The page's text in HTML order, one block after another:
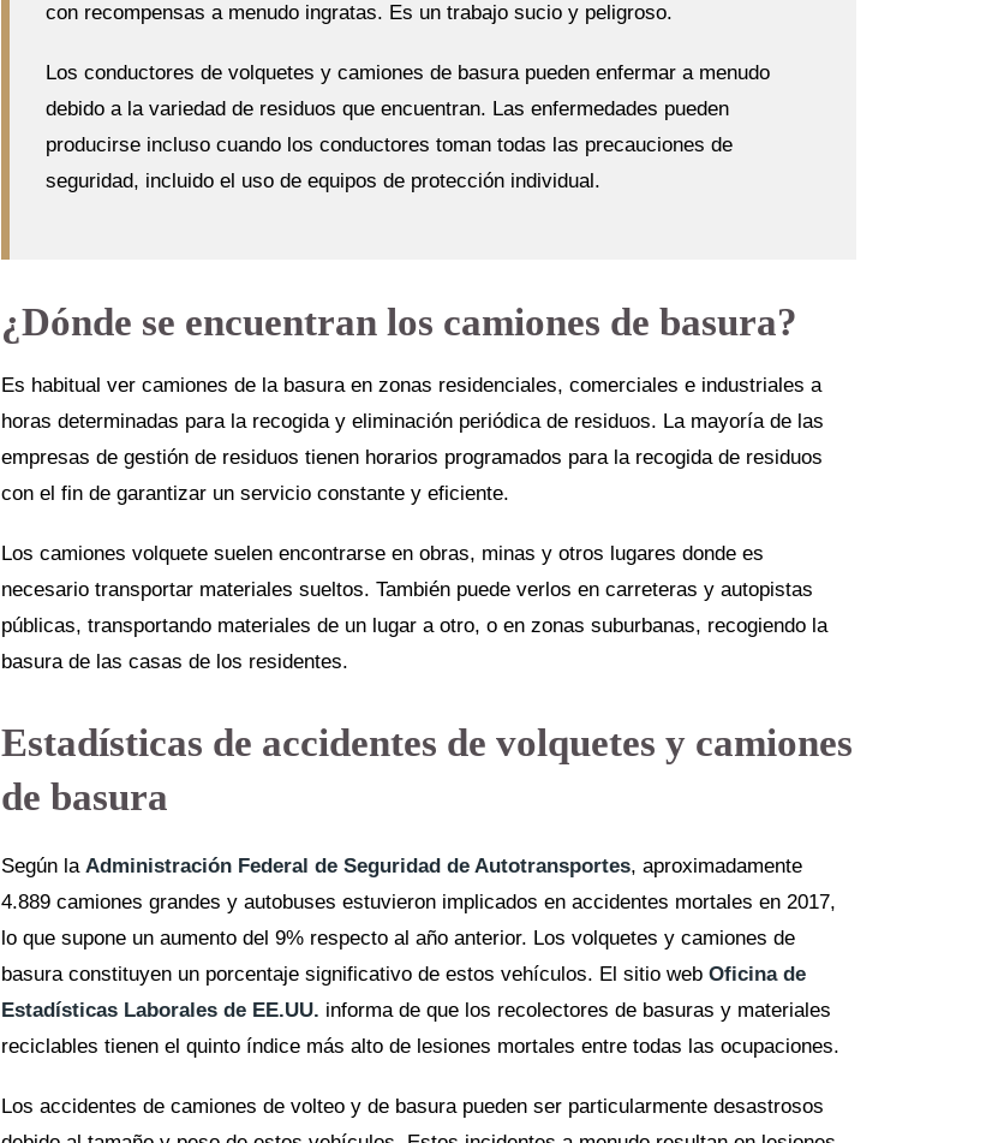
con recompensas a menudo ingratas. Es un trabajo sucio y peligroso.
Los conductores de volquetes y camiones de basura pueden enfermar a menudo
debido a la variedad de residuos que encuentran. Las enfermedades pueden
producirse incluso cuando los conductores toman todas las precauciones de
seguridad, incluido el uso de equipos de protección individual.
¿Dónde se encuentran los camiones de basura?
Es habitual ver camiones de la basura en zonas residenciales, comerciales e industriales a
horas determinadas para la recogida y eliminación periódica de residuos. La mayoría de las
empresas de gestión de residuos tienen horarios programados para la recogida de residuos
con el fin de garantizar un servicio constante y eficiente.
Los camiones volquete suelen encontrarse en obras, minas y otros lugares donde es
necesario transportar materiales sueltos. También puede verlos en carreteras y autopistas
públicas, transportando materiales de un lugar a otro, o en zonas suburbanas, recogiendo la
basura de las casas de los residentes.
Estadísticas de accidentes de volquetes y camiones
de basura
Según laAdministración Federal de Seguridad de Autotransportes, aproximadamente
4.889 camiones grandes y autobuses estuvieron implicados en accidentes mortales en 2017,
lo que supone un aumento del 9% respecto al año anterior. Los volquetes y camiones de
basura constituyen un porcentaje significativo de estos vehículos. El sitio webOficina de
Estadísticas Laborales de EE.UU. informa de que los recolectores de basuras y materiales
reciclables tienen el quinto índice más alto de lesiones mortales entre todas las ocupaciones.
Los accidentes de camiones de volteo y de basura pueden ser particularmente desastrosos